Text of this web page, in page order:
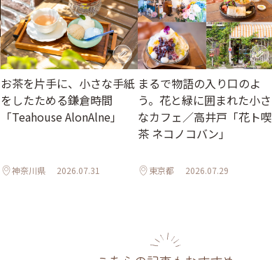
お茶を片手に、小さな手紙
をしたためる鎌倉時間
「Teahouse AlonAlne」
神奈川県 2026.07.31
まるで物語の入り口のよ
う。花と緑に囲まれた小さ
なカフェ／高井戸「花ト喫
茶 ネコノコバン」
東京都 2026.07.29